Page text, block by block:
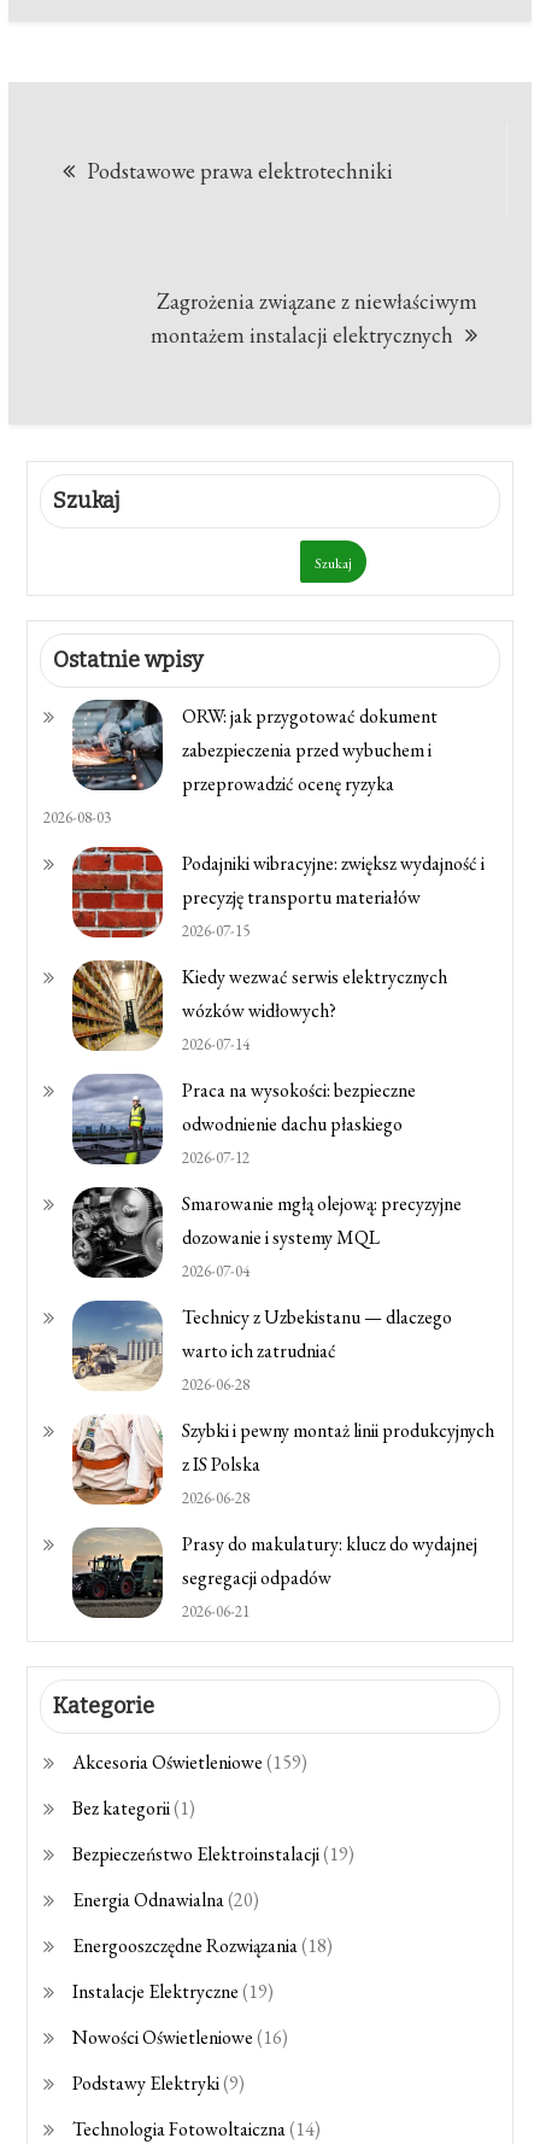
Podstawowe prawa elektrotechniki
Zagrożenia związane z niewłaściwym
montażem instalacji elektrycznych
Szukaj
Szukaj
Ostatnie wpisy
ORW: jak przygotować dokument
zabezpieczenia przed wybuchem i
przeprowadzić ocenę ryzyka
2026-08-03
Podajniki wibracyjne: zwiększ wydajność i
precyzję transportu materiałów
2026-07-15
Kiedy wezwać serwis elektrycznych
wózków widłowych?
2026-07-14
Praca na wysokości: bezpieczne
odwodnienie dachu płaskiego
2026-07-12
Smarowanie mgłą olejową: precyzyjne
dozowanie i systemy MQL
2026-07-04
Technicy z Uzbekistanu — dlaczego
warto ich zatrudniać
2026-06-28
Szybki i pewny montaż linii produkcyjnych
z IS Polska
2026-06-28
Prasy do makulatury: klucz do wydajnej
segregacji odpadów
2026-06-21
Kategorie
Akcesoria Oświetleniowe(159)
Bez kategorii(1)
Bezpieczeństwo Elektroinstalacji(19)
Energia Odnawialna(20)
Energooszczędne Rozwiązania(18)
Instalacje Elektryczne(19)
Nowości Oświetleniowe(16)
Podstawy Elektryki(9)
Technologia Fotowoltaiczna(14)